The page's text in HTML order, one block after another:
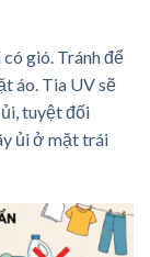
gió. Tránh để
áo. Tia UV sẽ
ủi, tuyệt đối
ủi ở mặt trái